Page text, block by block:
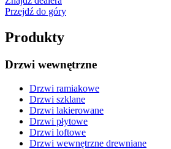
Przejdź do góry
Produkty
Drzwi wewnętrzne
Drzwi ramiakowe
Drzwi szklane
Drzwi lakierowane
Drzwi płytowe
Drzwi loftowe
Drzwi wewnętrzne drewniane